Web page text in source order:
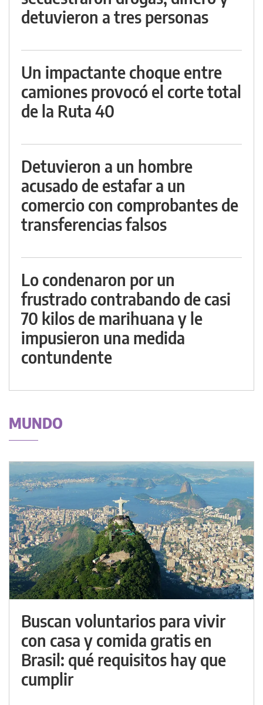
detuvieron a tres personas
Un impactante choque entre
camiones provocó el corte total
de la Ruta 40
Detuvieron a un hombre
acusado de estafar a un
comercio con comprobantes de
transferencias falsos
Lo condenaron por un
frustrado contrabando de casi
70 kilos de marihuana y le
impusieron una medida
contundente
MUNDO
Buscan voluntarios para vivir
con casa y comida gratis en
Brasil: qué requisitos hay que
cumplir